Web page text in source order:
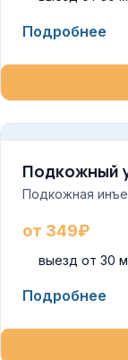
Подробнее
Подкожный
Подкожная
от 349₽
выезд от 30
Подробнее